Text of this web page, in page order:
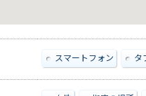
スマートフォン タ